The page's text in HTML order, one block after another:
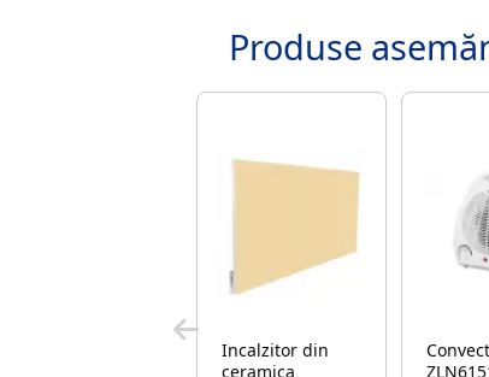
Produse
Incalzitor din
ceramica
Convector